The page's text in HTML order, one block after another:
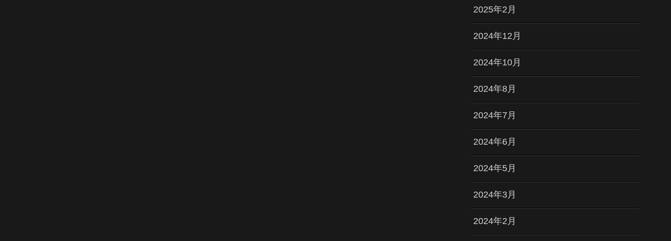
2025年2月
2024年12月
2024年10月
2024年8月
2024年7月
2024年6月
2024年5月
2024年3月
2024年2月